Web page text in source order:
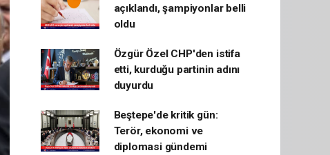
açıklandı, şampiyonlar belli
oldu
Özgür Özel CHP'den istifa
etti, kurduğu partinin adını
duyurdu
Beştepe'de kritik gün:
Terör, ekonomi ve
diplomasi gündemi